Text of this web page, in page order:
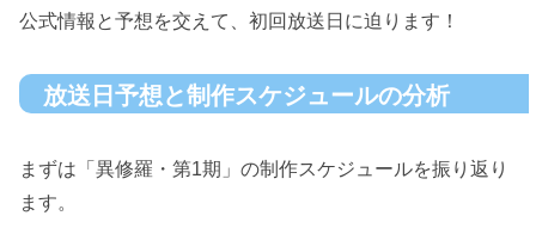
公式情報と予想を交えて、初回放送日に迫ります！
放送日予想と制作スケジュールの分析
まずは「異修羅・第1期」の制作スケジュールを振り返り
ます。